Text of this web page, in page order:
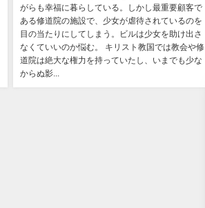
がらも幸福に暮らしている。しかし最重要顧客で
ある修道院の施設で、少女が虐待されているのを
目の当たりにしてしまう。ビルは少女を助け出さ
なくていいのか悩む。 キリスト教国では教会や修
道院は絶大な権力を持っていたし、いまでも少な
からぬ影...